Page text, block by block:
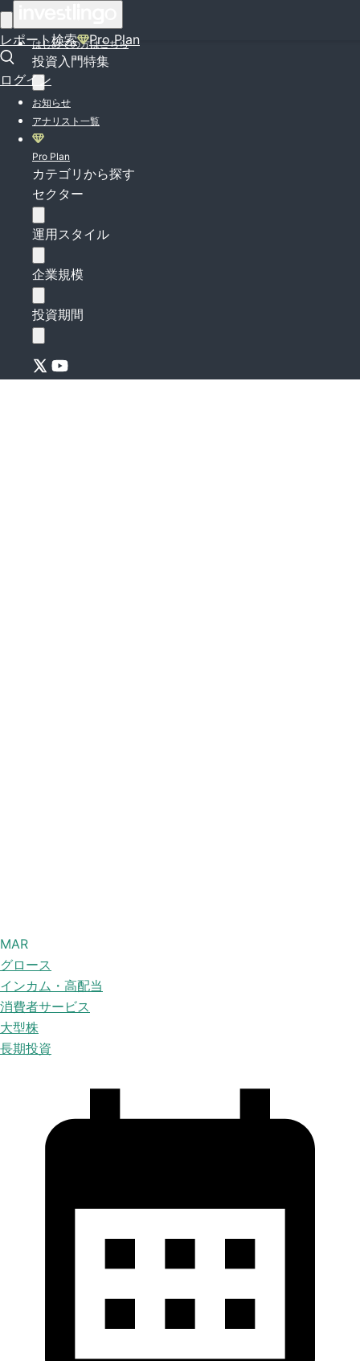
レポート検索 Pro Plan
ログイン
はじめての方はこちら
投資入門特集
お知らせ
アナリスト一覧
Pro Plan
カテゴリから探す
セクター
運用スタイル
企業規模
投資期間
MAR
グロース
インカム・高配当
消費者サービス
大型株
長期投資